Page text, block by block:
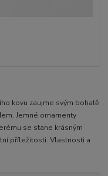
kovu zaujme svým bohatě
Jemné ornamenty
se stane krásným
příležitosti. Vlastnosti a